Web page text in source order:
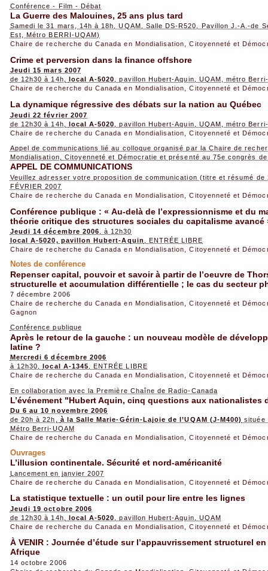
Conférence - Film - Débat
La Guerre des Malouines, 25 ans plus tard
Samedi le 31 mars, 14h à 18h, UQAM, Salle DS-R520, Pavillon J.-A.-de
Est, Métro BERRI-UQAM)
Chaire de recherche du Canada en Mondialisation, Citoyenneté et
Crime et perversion dans la finance offshore
Jeudi 15 mars 2007
de 12h30 à 14h,
local A-5020, pavillon Hubert-Aquin, UQAM, métro
Chaire de recherche du Canada en Mondialisation, Citoyenneté et
La dynamique régressive des débats sur la nation au Québec
Jeudi 22 février 2007
de 12h30 à 14h, local A-5020
, pavillon Hubert-Aquin, UQAM, métro
Chaire de recherche du Canada en Mondialisation, Citoyenneté et
Appel de communications lié au colloque organisé par la Chaire de
Mondialisation, Citoyenneté et Démocratie et présenté au 75e congrès de
APPEL DE COMMUNICATIONS
Veuillez adresser votre proposition de communication (titre et résumé de
FÉVRIER 2007
Chaire de recherche du Canada en Mondialisation, Citoyenneté et
Conférence publique : « Au-delà de l’expressionnisme et du
théorie critique des structures sociales du capitalisme avancé
Jeudi 14 décembre 2006 , à 12h30
local A-5020, pavillon Hubert-Aquin
, ENTRÉE LIBRE
Chaire de recherche du Canada en Mondialisation, Citoyenneté et
Notes de conférence
Repenser capital, pouvoir et savoir à partir de l’oeuvre de
structurelle et accumulation différentielle ; le cas du secteur
7 décembre 2006
Chaire de recherche du Canada en Mondialisation, Citoyenneté et
Gagnon
Conférence publique
Après le retour de la gauche : un nouveau modèle de
latine ?
Mercredi 6 décembre 2006
à 12h30,
local A-1345 , ENTRÉE LIBRE
Chaire de recherche du Canada en Mondialisation, Citoyenneté et
En collaboration avec la Première Chaîne de Radio-Canada
L’événement "Hubert Aquin, cinq questions aux nationalistes
Du 6 au 10 novembre 2006
de 20h à 22h, à la Salle Marie-Gérin-Lajoie de l’UQAM (J-M400) située
Métro Berri-UQAM
Chaire de recherche du Canada en Mondialisation, Citoyenneté et
Ouvrages
L’illusion continentale. Sécurité et nord-américanité
Lancement en janvier 2007
Chaire de recherche du Canada en Mondialisation, Citoyenneté et
La statistique textuelle : un outil pour lire entre les lignes
Jeudi 19 octobre 2006
de 12h30 à 14h, local A-5020
, pavillon Hubert-Aquin, UQAM
Chaire de recherche du Canada en Mondialisation, Citoyenneté et
À VENIR : Journée d’étude sur l’appauvrissement structurel
Afrique
14 octobre 2006